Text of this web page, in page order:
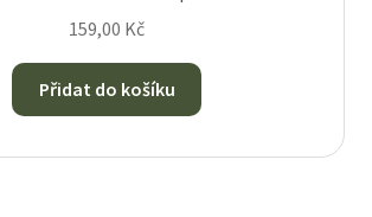
159,00 Kč
Přidat do košíku